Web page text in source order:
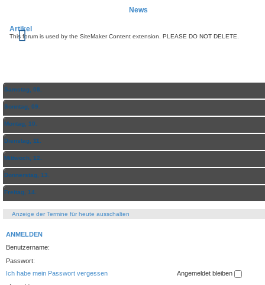
News
Artikel
This forum is used by the SiteMaker Content extension. PLEASE DO NOT DELETE.
Samstag, 08.
Sonntag, 09.
Montag, 10.
Dienstag, 11.
Mittwoch, 12.
Donnerstag, 13.
Freitag, 14.
Anzeige der Termine für heute ausschalten
ANMELDEN
Benutzername:
Passwort:
Ich habe mein Passwort vergessen
Angemeldet bleiben